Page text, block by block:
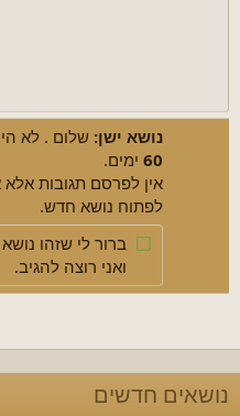
15
18
22
26
Georgia
Roman
MS
Verdana
Justify text
כותרת 2
כותרת 3נושא ישן: שלום . לא
60 ימים.
אין לפרסם תגובות אלא
לפתוח נושא חדש.
ברור לי שזהו
ואני רוצה להגיב.
נושאים חדשים